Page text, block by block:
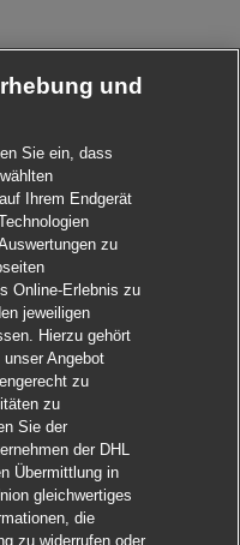
und
Sie ein, dass
Ihrem Endgerät
zu
Online-Erlebnis zu
jeweiligen
Hierzu gehört
Angebot
zu
zu
Sie der
der DHL
Übermittlung in
gleichwertiges
die
zu widerrufen oder